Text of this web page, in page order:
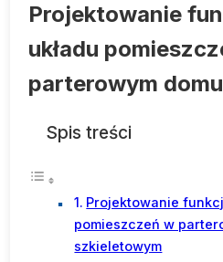
Projektowanie
układu
parterowym
Spis treści
Projektowanie
pomieszczeń w
szkieletowym